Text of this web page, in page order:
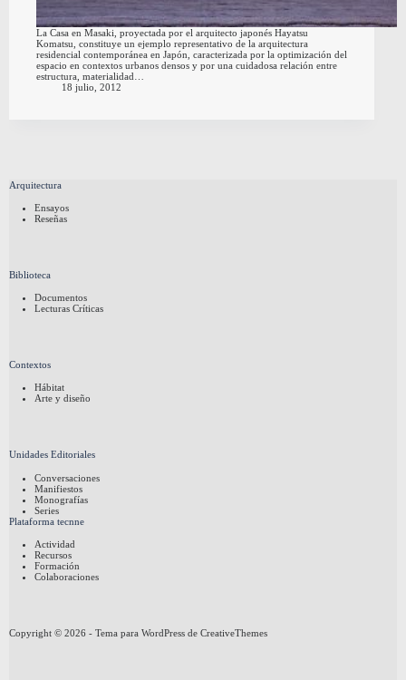
La Casa en Masaki, proyectada por el arquitecto japonés Hayatsu
Komatsu, constituye un ejemplo representativo de la arquitectura
residencial contemporánea en Japón, caracterizada por la optimización del
espacio en contextos urbanos densos y por una cuidadosa relación entre
estructura, materialidad…
18 julio, 2012
Arquitectura
Ensayos
Reseñas
Biblioteca
Documentos
Lecturas Críticas
Contextos
Hábitat
Arte y diseño
Unidades Editoriales
Conversaciones
Manifiestos
Monografías
Series
Plataforma tecnne
Actividad
Recursos
Formación
Colaboraciones
Copyright © 2026 - Tema para WordPress de CreativeThemes